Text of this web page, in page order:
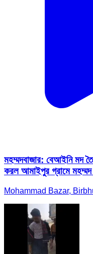
মহম্মদবাজার: বেআইনি মদ
করল আমাইপুর গ্রামে মহম্মদ
Mohammad Bazar,